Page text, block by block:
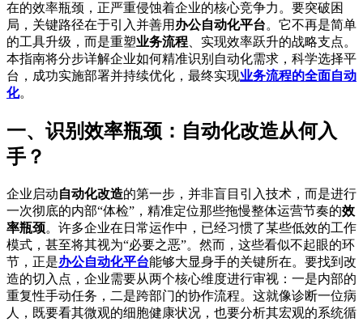
在的效率瓶颈，正严重侵蚀着企业的核心竞争力。要突破困
局，关键路径在于引入并善用 办公自动化平台。它不再是简单
的工具升级，而是重塑业务流程 、实现效率跃升的战略支点。
本指南将分步详解企业如何精准识别自动化需求，科学选择平
台，成功实施部署并持续优化，最终实现业务流程的全面自动
化。
一、识别效率瓶颈：自动化改造从何入
手？
企业启动自动化改造的第一步，并非盲目引入技术，而是进行
一次彻底的内部“体检”，精准定位那些拖慢整体运营节奏的效
率瓶颈。许多企业在日常运作中，已经习惯了某些低效的工作
模式，甚至将其视为“必要之恶”。然而，这些看似不起眼的环
节，正是办公自动化平台能够大显身手的关键所在。要找到改
造的切入点，企业需要从两个核心维度进行审视：一是内部的
重复性手动任务，二是跨部门的协作流程。这就像诊断一位病
人，既要看其微观的细胞健康状况，也要分析其宏观的系统循